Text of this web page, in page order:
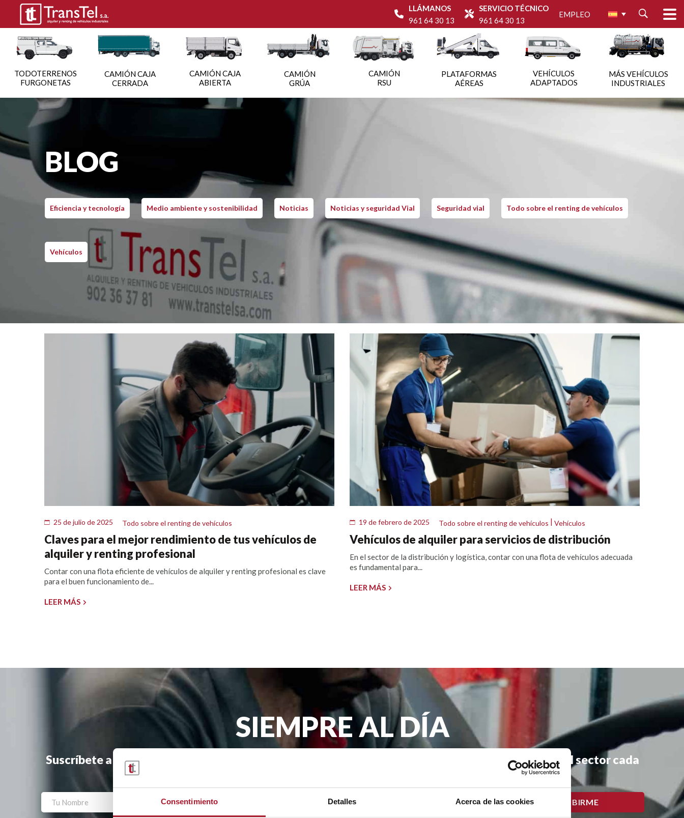
Consentimiento Detalles Acerca de las cookies
LLÁMANOS
961 64 30 13
SERVICIO TÉCNICO
961 64 30 13
EMPLEO
TODOTERRENOS
FURGONETAS
CAMIÓN CAJA
CERRADA
CAMIÓN CAJA
ABIERTA
CAMIÓN
GRÚA
CAMIÓN
RSU
PLATAFORMAS
AÉREAS
VEHÍCULOS
ADAPTADOS
MÁS VEHÍCULOS
INDUSTRIALES
BLOG
Eficiencia y tecnología Medio ambiente y sostenibilidad Noticias Noticias y seguridad Vial Seguridad vial Todo sobre el renting de vehículos
Vehículos
25 de julio de 2025 Todo sobre el renting de vehículos
Claves para el mejor rendimiento de tus vehículos de
alquiler y renting profesional
Contar con una flota eficiente de vehículos de alquiler y renting profesional es clave
para el buen funcionamiento de...
LEER MÁS
19 de febrero de 2025 Todo sobre el renting de vehículos | Vehículos
Vehículos de alquiler para servicios de distribución
En el sector de la distribución y logística, contar con una flota de vehículos adecuada
es fundamental para...
LEER MÁS
SIEMPRE AL DÍA
Suscríbete a la newsletter y te haremos llegar la actualidad de TransTel, promociones y noticias del sector cada